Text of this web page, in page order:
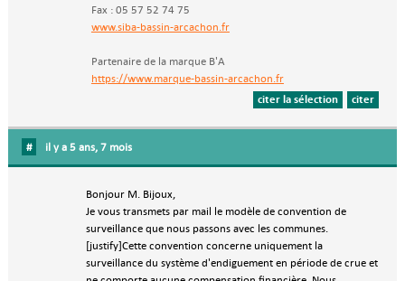
Fax : 05 57 52 74 75
www.siba-bassin-arcachon.fr
Partenaire de la marque B'A
https://www.marque-bassin-arcachon.fr
citer
citer la sélection
# il y a 5 ans, 7 mois
Bonjour M. Bijoux,
Je vous transmets par mail le modèle de convention de
surveillance que nous passons avec les communes.
[justify]Cette convention concerne uniquement la
surveillance du système d'endiguement en période de crue et